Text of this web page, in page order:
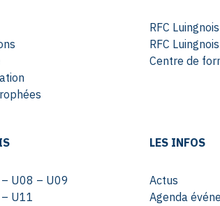
RFC
RFC
Centre de
U08 – U09
U11
LES INFOS
Actus
Agenda